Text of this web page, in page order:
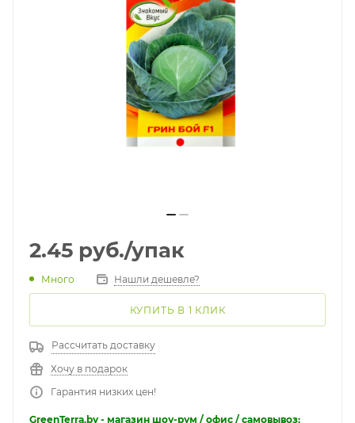
2.45 руб./упак
Много Нашли дешевле?
КУПИТЬ В 1 КЛИК
Рассчитать доставку
Хочу в подарок
Гарантия низких цен!
GreenTerra.by - магазин шоу-рум / офис / самовывоз: